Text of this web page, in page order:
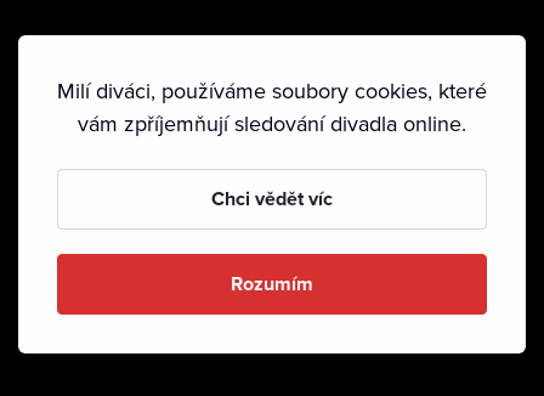
Milí diváci, používáme soubory cookies, které
vám zpříjemňují sledování divadla online.
Chci vědět víc
Rozumím